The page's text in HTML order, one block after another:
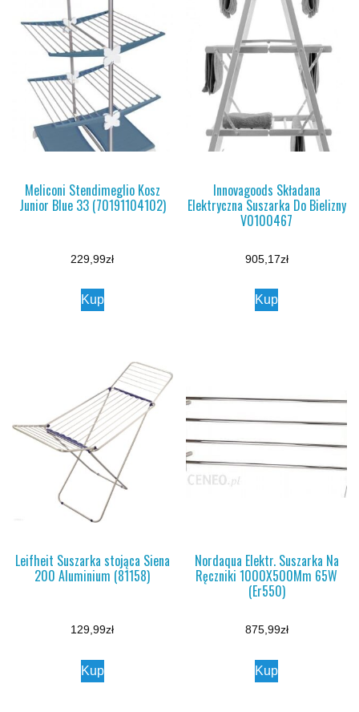
Meliconi Stendimeglio Kosz
Junior Blue 33 (70191104102)
229,99zł
Kup
Innovagoods Składana
Elektryczna Suszarka Do Bielizny
V0100467
905,17zł
Kup
Leifheit Suszarka stojąca Siena
200 Aluminium (81158)
129,99zł
Kup
Nordaqua Elektr. Suszarka Na
Ręczniki 1000X500Mm 65W
(Er550)
875,99zł
Kup